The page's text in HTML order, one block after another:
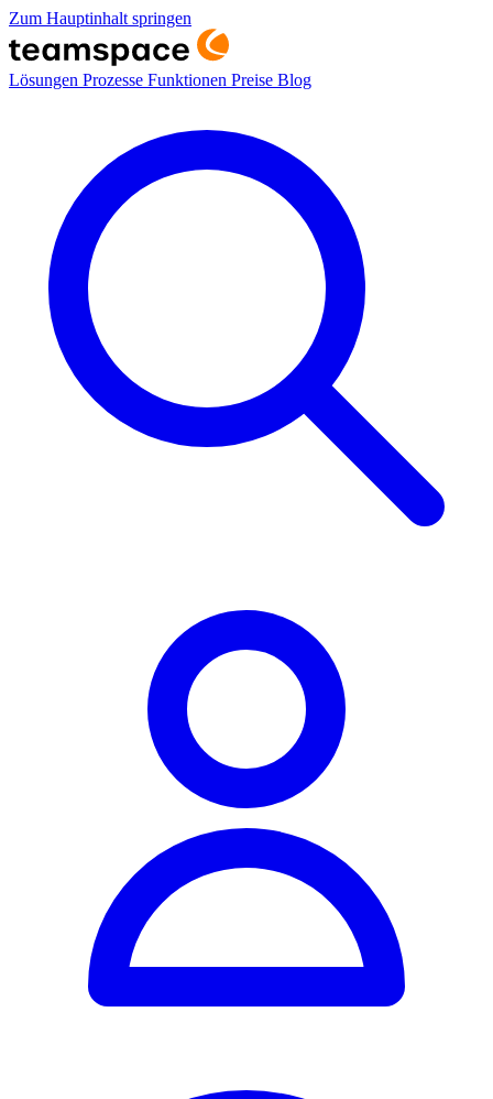
Zum Hauptinhalt springen
Lösungen Prozesse Funktionen Preise Blog